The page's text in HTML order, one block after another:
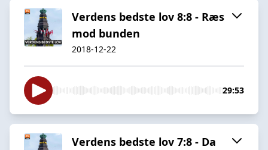
Verdens bedste lov 8:8 - Ræs
mod bunden
2018-12-22
29:53
Verdens bedste lov 7:8 - Da